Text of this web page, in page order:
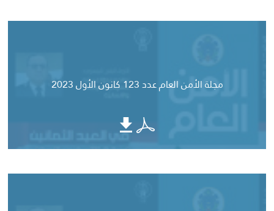
مجلة الأمن العام عدد 123 كانون الأول 2023